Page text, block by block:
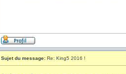
Sujet du message: Re: King5 2016 !